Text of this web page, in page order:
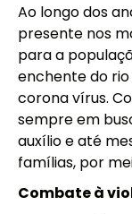
Ao longo dos
presente nos
para a
enchente do
corona vírus.
sempre em
auxílio e até
famílias, por
Combate à